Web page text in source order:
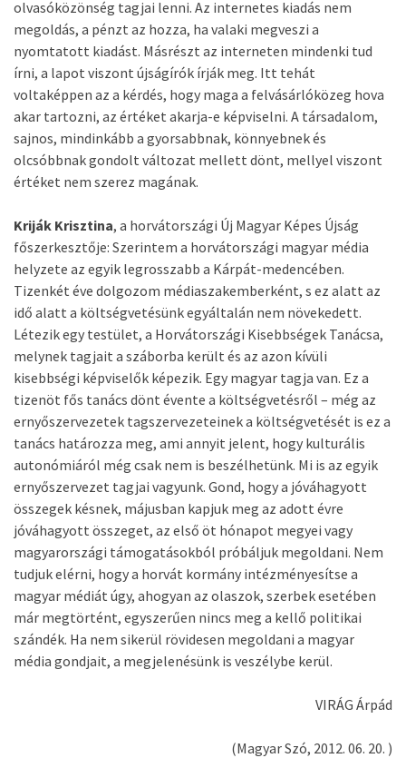
olvasóközönség tagjai lenni. Az internetes kiadás nem
megoldás, a pénzt az hozza, ha valaki megveszi a
nyomtatott kiadást. Másrészt az interneten mindenki tud
írni, a lapot viszont újságírók írják meg. Itt tehát
voltaképpen az a kérdés, hogy maga a felvásárlóközeg hova
akar tartozni, az értéket akarja-e képviselni. A társadalom,
sajnos, mindinkább a gyorsabbnak, könnyebnek és
olcsóbbnak gondolt változat mellett dönt, mellyel viszont
értéket nem szerez magának.
Kriják Krisztina, a horvátországi Új Magyar Képes Újság
főszerkesztője: Szerintem a horvátországi magyar média
helyzete az egyik legrosszabb a Kárpát-medencében.
Tizenkét éve dolgozom médiaszakemberként, s ez alatt az
idő alatt a költségvetésünk egyáltalán nem növekedett.
Létezik egy testület, a Horvátországi Kisebbségek Tanácsa,
melynek tagjait a száborba került és az azon kívüli
kisebbségi képviselők képezik. Egy magyar tagja van. Ez a
tizenöt fős tanács dönt évente a költségvetésről – még az
ernyőszervezetek tagszervezeteinek a költségvetését is ez a
tanács határozza meg, ami annyit jelent, hogy kulturális
autonómiáról még csak nem is beszélhetünk. Mi is az egyik
ernyőszervezet tagjai vagyunk. Gond, hogy a jóváhagyott
összegek késnek, májusban kapjuk meg az adott évre
jóváhagyott összeget, az első öt hónapot megyei vagy
magyarországi támogatásokból próbáljuk megoldani. Nem
tudjuk elérni, hogy a horvát kormány intézményesítse a
magyar médiát úgy, ahogyan az olaszok, szerbek esetében
már megtörtént, egyszerűen nincs meg a kellő politikai
szándék. Ha nem sikerül rövidesen megoldani a magyar
média gondjait, a megjelenésünk is veszélybe kerül.
VIRÁG Árpád
(Magyar Szó, 2012. 06. 20. )